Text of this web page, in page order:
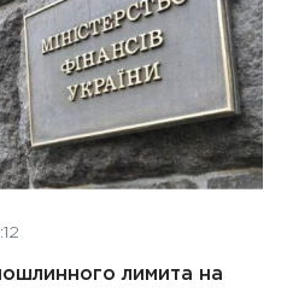
лимита на